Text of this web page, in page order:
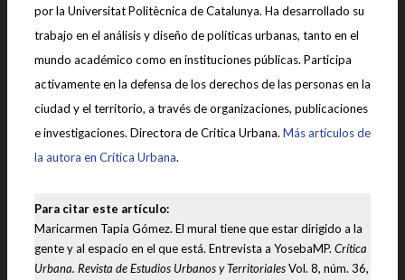
por la Universitat Politècnica de Catalunya. Ha desarrollado su
trabajo en el análisis y diseño de políticas urbanas, tanto en el
mundo académico como en instituciones públicas. Participa
activamente en la defensa de los derechos de las personas en la
ciudad y el territorio, a través de organizaciones, publicaciones
e investigaciones. Directora de Critica Urbana. Más artículos de
la autora en Crítica Urbana.
Para citar este artículo:
Maricarmen Tapia Gómez. El mural tiene que estar dirigido a la
gente y al espacio en el que está. Entrevista a YosebaMP. Crítica
Urbana. Revista de Estudios Urbanos y TerritorialesVol. 8, núm. 36,